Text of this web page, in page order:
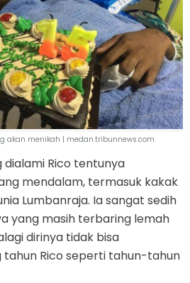
akan menikah | medan.tribunnews.com
dialami Rico tentunya
mendalam, termasuk kakak
Lumbanraja. Ia sangat sedih
yang masih terbaring lemah
dirinya tidak bisa
tahun Rico seperti tahun-tahun